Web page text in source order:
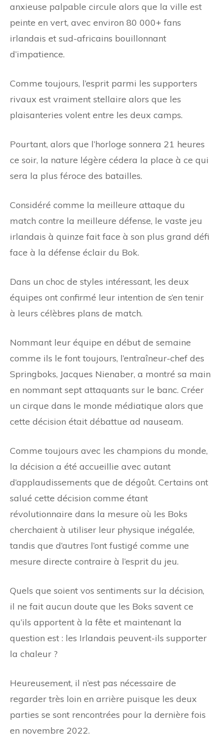
anxieuse palpable circule alors que la ville est
peinte en vert, avec environ 80 000+ fans
irlandais et sud-africains bouillonnant
d’impatience.
Comme toujours, l’esprit parmi les supporters
rivaux est vraiment stellaire alors que les
plaisanteries volent entre les deux camps.
Pourtant, alors que l’horloge sonnera 21 heures
ce soir, la nature légère cédera la place à ce qui
sera la plus féroce des batailles.
Considéré comme la meilleure attaque du
match contre la meilleure défense, le vaste jeu
irlandais à quinze fait face à son plus grand défi
face à la défense éclair du Bok.
Dans un choc de styles intéressant, les deux
équipes ont confirmé leur intention de s’en tenir
à leurs célèbres plans de match.
Nommant leur équipe en début de semaine
comme ils le font toujours, l’entraîneur-chef des
Springboks, Jacques Nienaber, a montré sa main
en nommant sept attaquants sur le banc. Créer
un cirque dans le monde médiatique alors que
cette décision était débattue ad nauseam.
Comme toujours avec les champions du monde,
la décision a été accueillie avec autant
d’applaudissements que de dégoût. Certains ont
salué cette décision comme étant
révolutionnaire dans la mesure où les Boks
cherchaient à utiliser leur physique inégalée,
tandis que d’autres l’ont fustigé comme une
mesure directe contraire à l’esprit du jeu.
Quels que soient vos sentiments sur la décision,
il ne fait aucun doute que les Boks savent ce
qu’ils apportent à la fête et maintenant la
question est : les Irlandais peuvent-ils supporter
la chaleur ?
Heureusement, il n’est pas nécessaire de
regarder très loin en arrière puisque les deux
parties se sont rencontrées pour la dernière fois
en novembre 2022.